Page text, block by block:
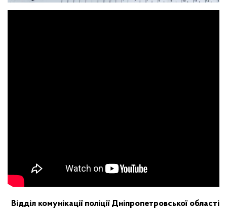
Відділ комунікації поліції Дніпропетровської області